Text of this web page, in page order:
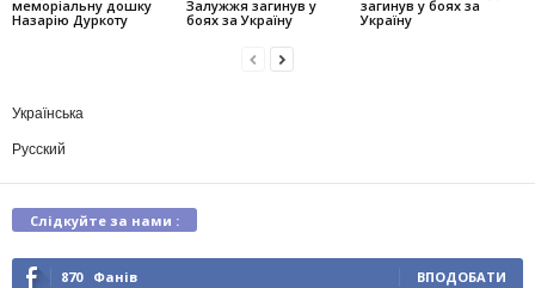
меморіальну дошку
Назарію Дуркоту
Залужжя загинув у
боях за Україну
загинув у боях за
Україну
Українська
Русский
Слідкуйте за нами :
870 Фанів ВПОДОБАТИ